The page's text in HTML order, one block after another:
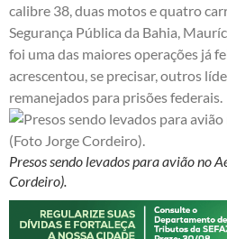
calibre 38, duas motos e quatro
Segurança Pública da Bahia,
foi uma das maiores operações já
acrescentou, se precisar, outros
remanejados para prisões federais.
Presos sendo levados para avião no
Cordeiro).